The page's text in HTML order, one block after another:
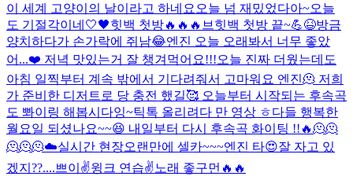
이 세계 고양이의 날이라고 하네요 오늘 넘 재밌었다아~오늘
도 기절각이네 🤍🖤힛백 첫방🔥🔥🔥 브힛백 첫방 끝~💪😆방금
양치하다가 손가락에 쥐남😂엔진 오늘 오래봐서 너무 좋았
어...❤️ 저녁 맛있는거 잘 챙겨먹어요!!!오늘 진짜 더웠는데도
아침 일찍부터 계속 밖에서 기다려줘서 고마워요 엔진🫠 저희
가 준비한 디저트로 당 충전 했길🥰 오늘부터 시작되는 후속곡
도 뽜이링 해봅시다잉~틱톡 올리려다 만 영상 ㅎ다들 행복한
월요일 되셨나요~~😆 내일부터 다시 후속곡 화이팅 !!🔥🫠🫠
🫠🫠🫠☁️실시간 현장오랜만에 셀카~~~엔진 타😍잘 자고 있
겠지??....쁘이✌️윙크 연습✌️노래 좋구먼🔥🔥